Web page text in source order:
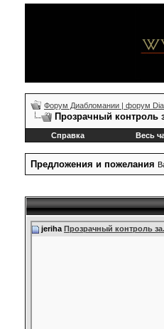
Форум Диабломании | форум
Прозрачный контроль
Справка Весь
Предложения и пожелания
jeriha Прозрачный контроль